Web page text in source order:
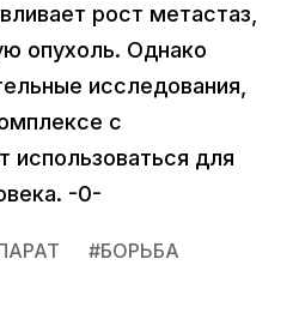
рост метастаз,
опухоль. Однако
исследования,
с
использоваться для
-0-
#БОРЬБА